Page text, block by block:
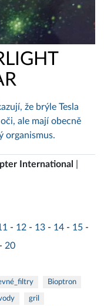
že brýle Tesla
ale mají obecně
organismus.
International
- 12 - 13 - 14 - 15 -
- 20
Bioptron
gril